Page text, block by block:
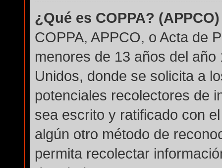
¿Qué es COPPA? (APPCO)
COPPA, APPCO, o Acta de
menores de 13 años del
Unidos, donde se solicita a
potenciales recolectores de
sea escrito y ratificado con
algún otro método de
permita recolectar